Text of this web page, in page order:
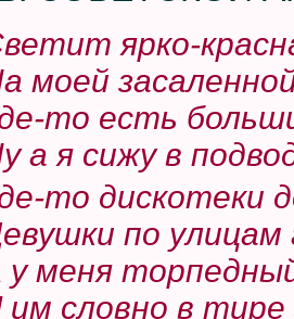
ярко-
моей
то есть
а я сижу в
то дискотеки
по
у меня
им словно в тире